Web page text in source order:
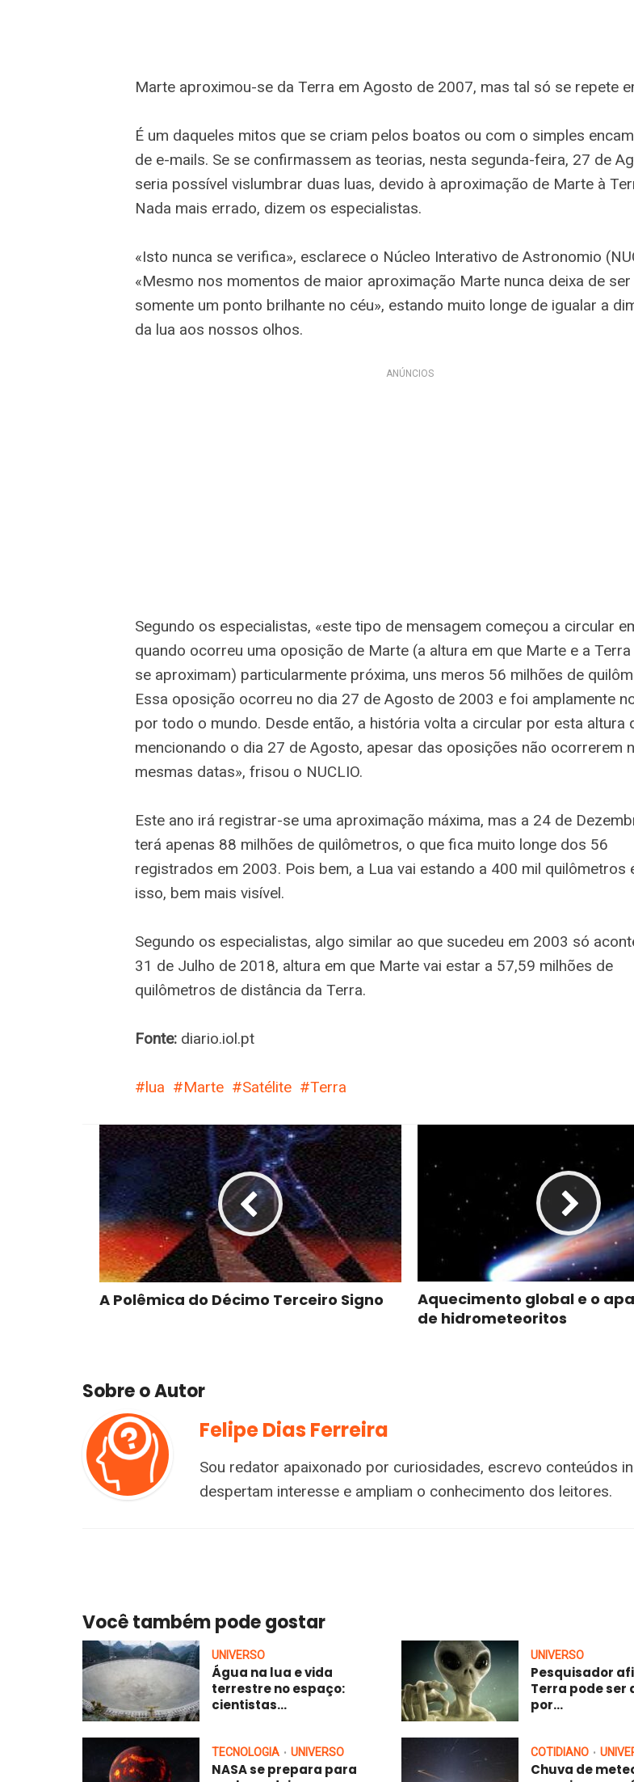
Marte aproximou-se da Terra em Agosto de 2007, mas tal só se repete
É um daqueles mitos que se criam pelos boatos ou com o simples
de e-mails. Se se confirmassem as teorias, nesta segunda-feira, 27 de
seria possível vislumbrar duas luas, devido à aproximação de Marte à
Nada mais errado, dizem os especialistas.
«Isto nunca se verifica», esclarece o Núcleo Interativo de Astronomio
«Mesmo nos momentos de maior aproximação Marte nunca deixa de ser
somente um ponto brilhante no céu», estando muito longe de igualar a
da lua aos nossos olhos.
ANÚNCIOS
Segundo os especialistas, «este tipo de mensagem começou a circular
quando ocorreu uma oposição de Marte (a altura em que Marte e a Terra
se aproximam) particularmente próxima, uns meros 56 milhões de
Essa oposição ocorreu no dia 27 de Agosto de 2003 e foi amplamente
por todo o mundo. Desde então, a história volta a circular por esta altura
mencionando o dia 27 de Agosto, apesar das oposições não ocorrerem
mesmas datas», frisou o NUCLIO.
Este ano irá registrar-se uma aproximação máxima, mas a 24 de
terá apenas 88 milhões de quilômetros, o que fica muito longe dos 56
registrados em 2003. Pois bem, a Lua vai estando a 400 mil quilômetros
isso, bem mais visível.
Segundo os especialistas, algo similar ao que sucedeu em 2003 só
31 de Julho de 2018, altura em que Marte vai estar a 57,59 milhões de
quilômetros de distância da Terra.
Fonte: diario.iol.pt
lua Marte Satélite Terra
A Polêmica do Décimo Terceiro Signo
Aquecimento global e o
de hidrometeoritos
Sobre o Autor
Felipe Dias Ferreira
Sou redator apaixonado por curiosidades, escrevo conteúdos
despertam interesse e ampliam o conhecimento dos leitores.
Você também pode gostar
UNIVERSO
Água na lua e vida
terrestre no espaço:
cientistas...
UNIVERSO
Pesquisador
Terra pode ser
por...
TECNOLOGIA • UNIVERSO
NASA se prepara para
COTIDIANO •
Chuva de